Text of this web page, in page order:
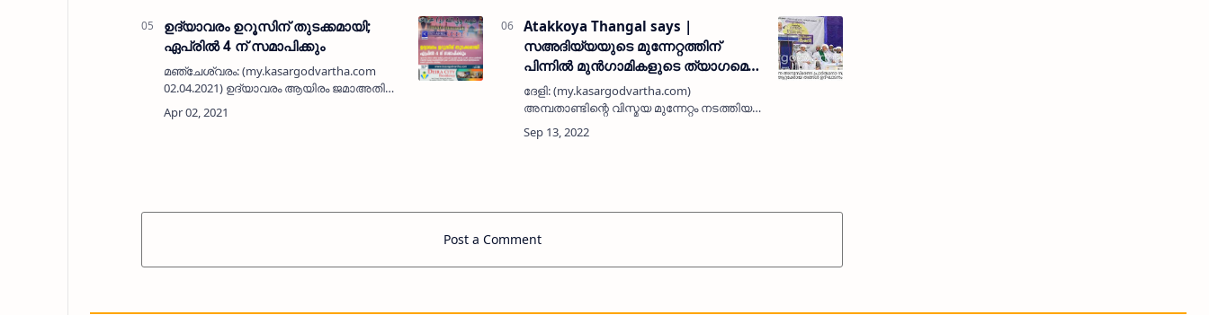
നേതൃത്വത്തിൽ കാസർകോ…
ഡി ആര്…
ഉദ്യാവരം ഉറൂസിന് തുടക്കമായി;
ഏപ്രിൽ 4 ന് സമാപിക്കും
മഞ്ചേശ്വരം: (my.kasargodvartha.com
02.04.2021) ഉദ്യാവരം ആയിരം ജമാഅതിൽ
അസ്സയ്യിദ് ശഹീദ് വലിയുല്ലാഹിയുടെ
പേരിലുള്ള ഉറൂസിന് തുടക്കമായി. വ്യാഴാഴ്ച
Atakkoya Thangal says |
സഅദിയ്യയുടെ മുന്നേറ്റത്തിന്
പിന്നില്‍ മുന്‍ഗാമികളുടെ ത്യാഗമെന്ന്
കുമ്പോല്‍ സയ്യിദ് കെ എസ്
ആറ്റക്കോയ തങ്ങള്‍; 'സേവന വഴിയില്‍
പുതിയ നൂതന പദ്ധതികള്‍'
ദേളി: (my.kasargodvartha.com)
അമ്പതാണ്ടിന്റെ വിസ്മയ മുന്നേറ്റം നടത്തിയ
ജാമിഅ സഅദിയ്യ അറബിയ്യയുടെ
വിജയത്തിന് പിന്നില്‍ മുന്‍ഗാമികളായ
Post a Comment